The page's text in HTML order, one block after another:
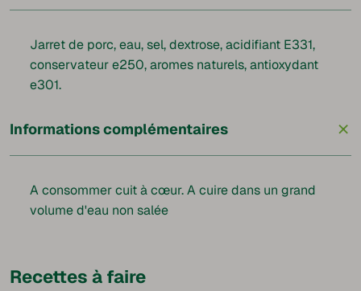
Jarret de porc, eau, sel, dextrose, acidifiant E331,
conservateur e250, aromes naturels, antioxydant
e301.
Informations complémentaires +
A consommer cuit à cœur. A cuire dans un grand
volume d'eau non salée
Recettes à faire